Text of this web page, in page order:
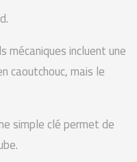
mécaniques incluent une
caoutchouc, mais le
simple clé permet de